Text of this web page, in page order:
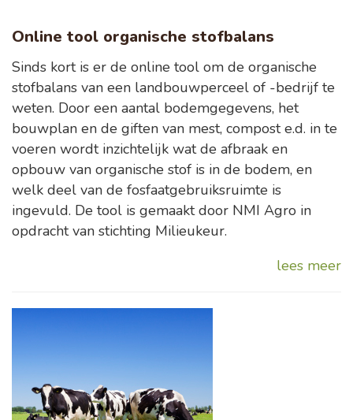
Online tool organische stofbalans
Sinds kort is er de online tool om de organische
stofbalans van een landbouwperceel of -bedrijf te
weten. Door een aantal bodemgegevens, het
bouwplan en de giften van mest, compost e.d. in te
voeren wordt inzichtelijk wat de afbraak en
opbouw van organische stof is in de bodem, en
welk deel van de fosfaatgebruiksruimte is
ingevuld. De tool is gemaakt door NMI Agro in
opdracht van stichting Milieukeur.
lees meer